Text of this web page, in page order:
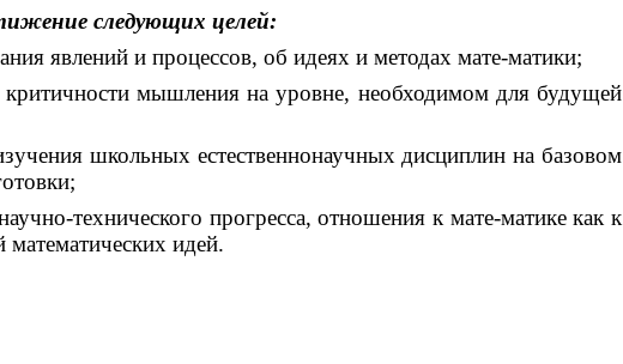
следующих целей:
явлений и процессов, об идеях и методах мате-матики;
критичности мышления на уровне, необходимом для будущей
школьных естественнонаучных дисциплин на базовом
технического прогресса, отношения к мате-матике как к
математических идей.